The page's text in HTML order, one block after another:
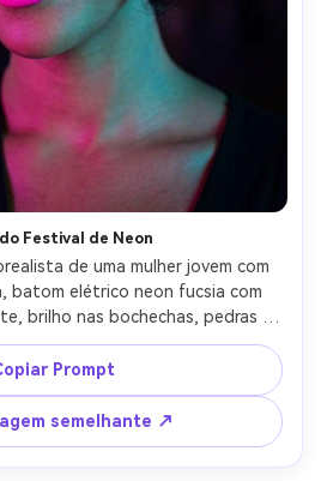
Festival de Neon
de uma mulher jovem com
batom elétrico neon fucsia com
brilho nas bochechas, pedras
cabelo em pãezinhos espaciais,
bokeh atrás, iluminação mista
tirado em Sony A7IV 50mm
de close-up, alto contraste, grau
vibrante-AR 4:5
Prompt
semelhante ↗